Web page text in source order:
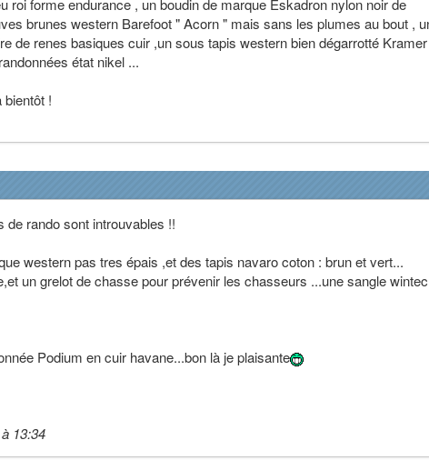
roi forme endurance , un boudin de marque Eskadron nylon noir de
brunes western Barefoot " Acorn " mais sans les plumes au bout ,
de renes basiques cuir ,un sous tapis western bien dégarrotté
état nikel ...
bientôt !
de rando sont introuvables !!
western pas tres épais ,et des tapis navaro coton : brun et vert...
un grelot de chasse pour prévenir les chasseurs ...une sangle wintec
Podium en cuir havane...bon là je plaisante
13:34